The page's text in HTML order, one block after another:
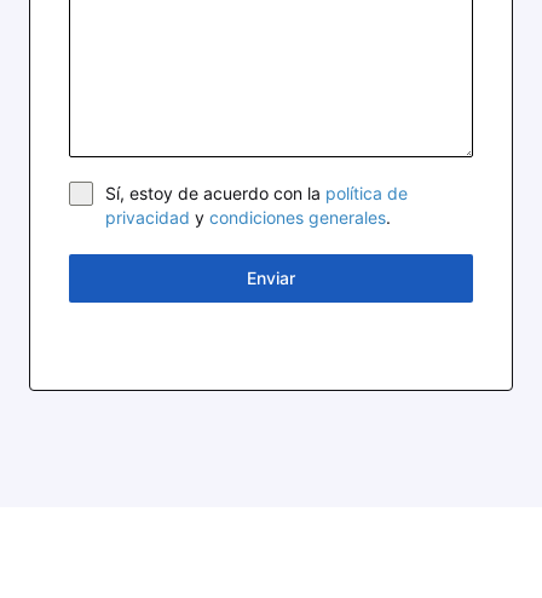
Sí, estoy de acuerdo con la política de
privacidad y condiciones generales.
Enviar